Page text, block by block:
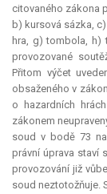
citovaného zákona
b) kursová sázka,
hra, g) tombola, h)
provozované
Přitom výčet
obsaženého v
o hazardních
zákonem
soud v bodě 73
právní úprava staví
provozování již
soud neztotožňuje.